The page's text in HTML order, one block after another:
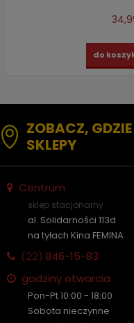
do
ZOBACZ,
SKLEPY
Centrum
sklep stacjonarny
al. Solidarności 113d
na tyłach Kina FEMINA
(22) 846-15-83
godziny otwarcia
Pon-Pt 10:00 - 18:00
Sobota nieczynne